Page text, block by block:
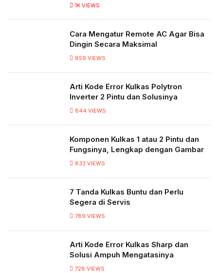
1K VIEWS
Cara Mengatur Remote AC Agar Bisa
Dingin Secara Maksimal
859 VIEWS
Arti Kode Error Kulkas Polytron
Inverter 2 Pintu dan Solusinya
844 VIEWS
Komponen Kulkas 1 atau 2 Pintu dan
Fungsinya, Lengkap dengan Gambar
833 VIEWS
7 Tanda Kulkas Buntu dan Perlu
Segera di Servis
789 VIEWS
Arti Kode Error Kulkas Sharp dan
Solusi Ampuh Mengatasinya
728 VIEWS